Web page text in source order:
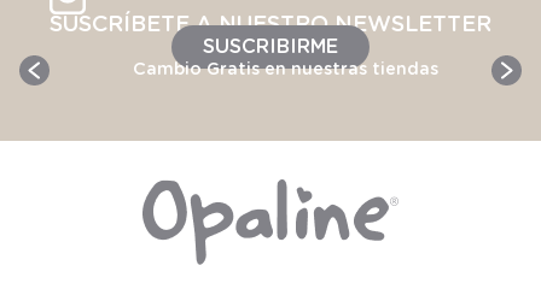
SUSCRÍBETE A NUESTRO NEWSLETTER
SUSCRIBIRME
Cambio Gratis en nuestras tiendas